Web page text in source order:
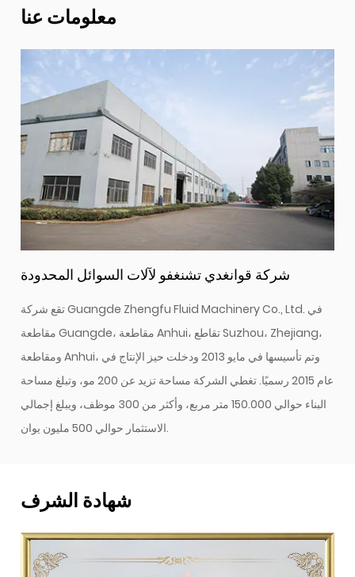
معلومات عنا
شركة قوانغدي تشنغفو لآلات السوائل المحدودة
تقع شركة Guangde Zhengfu Fluid Machinery Co., Ltd. في
مقاطعة Guangde، مقاطعة Anhui، تقاطع Suzhou، Zhejiang،
ومقاطعة Anhui، وتم تأسيسها في مايو 2013 ودخلت حيز الإنتاج في
عام 2015 رسميًا. تغطي الشركة مساحة تزيد عن 200 مو، وتبلغ مساحة
البناء حوالي 150.000 متر مربع، وأكثر من 300 موظف، ويبلغ إجمالي
الاستثمار حوالي 500 مليون يوان.
شهادة الشرف